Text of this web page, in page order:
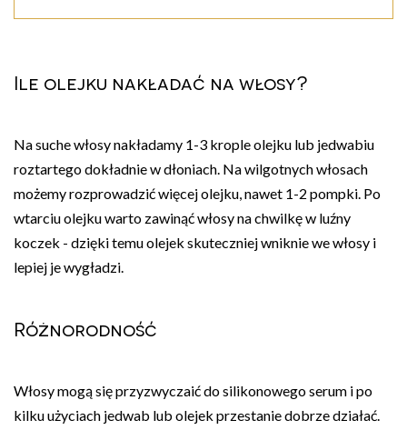
Ile olejku nakładać na włosy?
Na suche włosy nakładamy 1-3 krople olejku lub jedwabiu
roztartego dokładnie w dłoniach. Na wilgotnych włosach
możemy rozprowadzić więcej olejku, nawet 1-2 pompki. Po
wtarciu olejku warto zawinąć włosy na chwilkę w luźny
koczek - dzięki temu olejek skuteczniej wniknie we włosy i
lepiej je wygładzi.
Różnorodność
Włosy mogą się przyzwyczaić do silikonowego serum i po
kilku użyciach jedwab lub olejek przestanie dobrze działać.